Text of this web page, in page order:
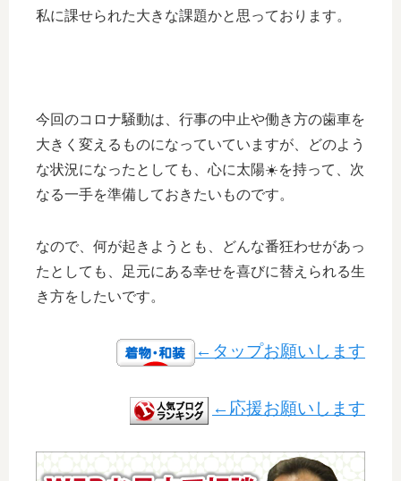
私に課せられた大きな課題かと思っております。
今回のコロナ騒動は、行事の中止や働き方の歯車を
大きく変えるものになっていていますが、どのよう
な状況になったとしても、心に太陽☀️を持って、次
なる一手を準備しておきたいものです。
なので、何が起きようとも、どんな番狂わせがあっ
たとしても、足元にある幸せを喜びに替えられる生
き方をしたいです。
←タップお願いします
←応援お願いします